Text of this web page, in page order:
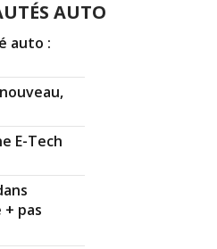
AUTO
auto :
E-Tech
pas